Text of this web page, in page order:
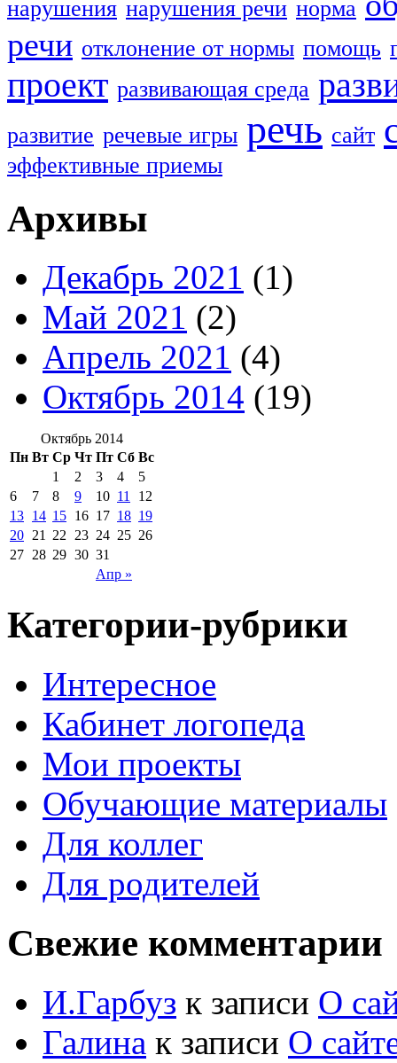
нарушения нарушения речи норма
речи отклонение от нормы помощь
проект развивающая среда
развитие речевые игры речь сайт
эффективные приемы
Архивы
Декабрь 2021 (1)
Май 2021 (2)
Апрель 2021 (4)
Октябрь 2014 (19)
Октябрь 2014
Пн Вт Ср Чт Пт Сб Вс
Апр »
1 2 3 4
5
6
7 8 9 10 11
12
13 14 15 16 17 18 19
20 21 22 23 24 25 26
27 28 29 30 31
Категории-рубрики
Интересное
Кабинет логопеда
Мои проекты
Обучающие материалы
Для коллег
Для родителей
Свежие комментарии
И.Гарбуз к записи О
Галина к записи О